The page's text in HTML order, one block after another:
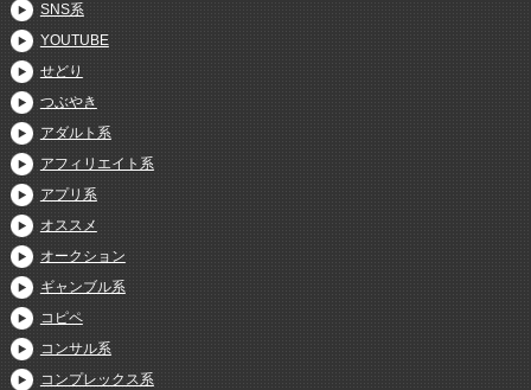
SNS系
YOUTUBE
せどり
つぶやき
アダルト系
アフィリエイト系
アプリ系
オススメ
オークション
ギャンブル系
コピペ
コンサル系
コンプレックス系